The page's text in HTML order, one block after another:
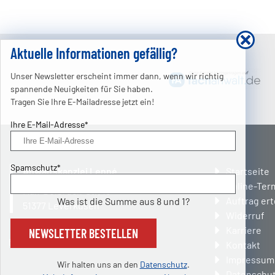
Aktuelle Informationen gefällig?
Unser Newsletter erscheint immer dann, wenn wir richtig
spannende Neuigkeiten für Sie haben.
Tragen Sie Ihre E-Mailadresse jetzt ein!
Pflichtfeld
Ihre E-Mail-Adresse*
Pflichtfeld
Spamschutz*
Was ist die Summe aus 8 und 1?
NEWSLETTER BESTELLEN
Wir halten uns an den Datenschutz.
Anwaltskanzlei Lenné
Leverkusen
info@anwalt-leverkusen.de
Navigation
Startseite
Online-
Auftrag
Widerruf
Karriere
Kontakt
Impressum